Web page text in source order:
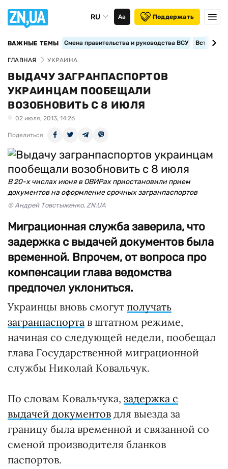
RU Аа Поддержать
ВАЖНЫЕ ТЕМЫ Смена правительства и руководства ВСУ
ГЛАВНАЯ УКРАИНА
ВЫДАЧУ ЗАГРАНПАСПОРТОВ
УКРАИНЦАМ ПООБЕЩАЛИ
ВОЗОБНОВИТЬ С 8 ИЮЛЯ
02 июля, 2013, 14:26
Поделиться
В 20-х числах июня в ОВИРах приостановили прием
документов на оформление срочных загранпаспортов
© Андрей Товстыженко, ZN.UA
Миграционная служба заверила, что
задержка с выдачей документов была
временной. Впрочем, от вопроса про
компенсации глава ведомства
предпочел уклониться.
Украинцы вновь смогут получать
загранпаспорта в штатном режиме,
начиная со следующей недели, пообещал
глава Государственной миграционной
службы Николай Ковальчук.
По словам Ковальчука, задержка с
выдачей документов для выезда за
границу была временной и связанной со
сменой производителя бланков
паспортов.